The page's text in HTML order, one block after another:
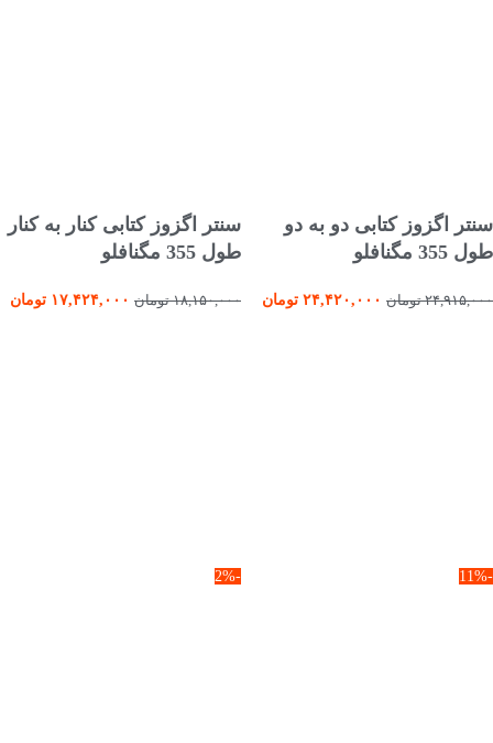
سنتر اگزوز کتابی دو به دو
طول 355 مگنافلو
۲۴,۹۱۵,۰۰۰ تومان ۲۴,۴۲۰,۰۰۰ تومان
سنتر اگزوز کتابی کنار به کنار
طول 355 مگنافلو
۱۸,۱۵۰,۰۰۰ تومان ۱۷,۴۲۴,۰۰۰ تومان
-11%
-2%